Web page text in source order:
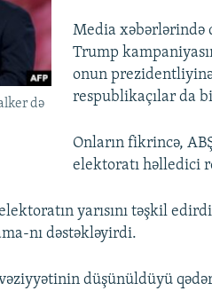
də
Media xəbərlərində
Trump
onun
respublikaçılar da
Onların fikrincə,
elektoratı həlledici
yarısını təşkil
nı dəstəkləyirdi.
düşünüldüyü qədər